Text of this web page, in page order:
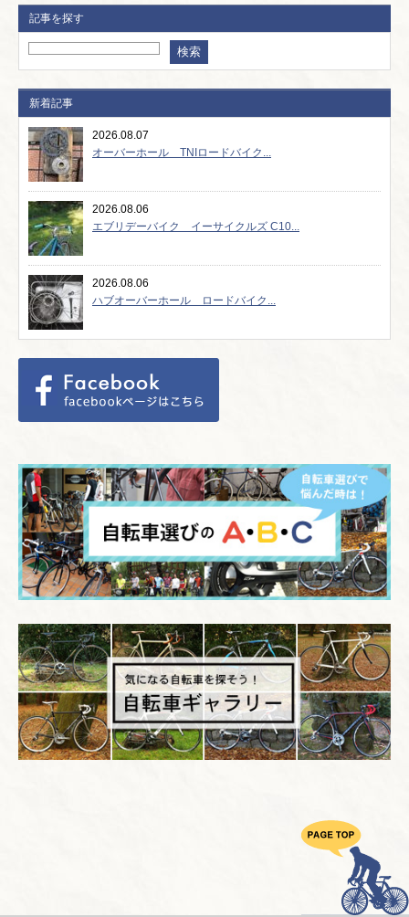
記事を探す
新着記事
2026.08.07
オーバーホール TNIロードバイク...
2026.08.06
エブリデーバイク イーサイクルズ C10...
2026.08.06
ハブオーバーホール ロードバイク...